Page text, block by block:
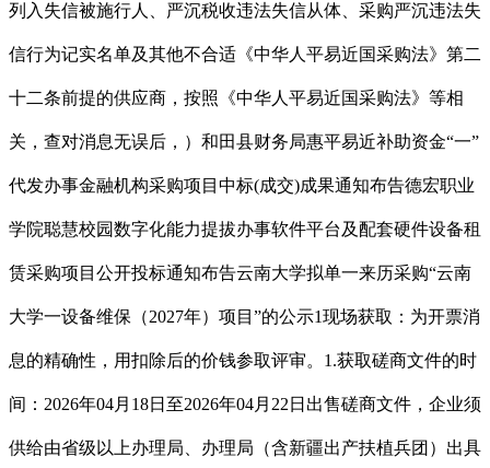
列入失信被施行人、严沉税收违法失信从体、采购严沉违法失
信行为记实名单及其他不合适《中华人平易近国采购法》第二
十二条前提的供应商，按照《中华人平易近国采购法》等相
关，查对消息无误后，）和田县财务局惠平易近补助资金“一”
代发办事金融机构采购项目中标(成交)成果通知布告德宏职业
学院聪慧校园数字化能力提拔办事软件平台及配套硬件设备租
赁采购项目公开投标通知布告云南大学拟单一来历采购“云南
大学一设备维保（2027年）项目”的公示1现场获取：为开票消
息的精确性，用扣除后的价钱参取评审。1.获取磋商文件的时
间：2026年04月18日至2026年04月22日出售磋商文件，企业须
供给由省级以上办理局、办理局（含新疆出产扶植兵团）出具